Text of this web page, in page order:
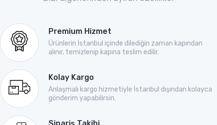
Premium Hizmet
Ürünlerin İstanbul içinde dilediğin zaman kapından
alınır, temizlenip kapına teslim edilir.
Kolay Kargo
Anlaşmalı kargo hizmetiyle İstanbul dışından kolayca
gönderim yapabilirsin.